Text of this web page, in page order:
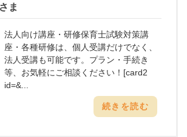
ま
法人向け講座・研修保育士試験対策講
座・各種研修は、個人受講だけでなく、
法人受講も可能です。プラン・手続き
等、お気軽にご相談ください！[card2
id=&...
続きを読む